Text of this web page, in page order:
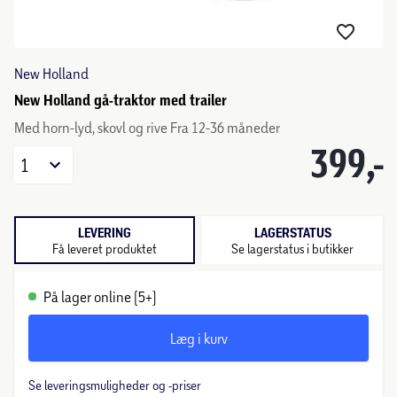
New Holland
New Holland gå-traktor med trailer
Med horn-lyd, skovl og rive Fra 12-36 måneder
399,-
1
LEVERING
Få leveret produktet
LAGERSTATUS
Se lagerstatus i butikker
På lager online (5+)
Læg i kurv
Se leveringsmuligheder og -priser